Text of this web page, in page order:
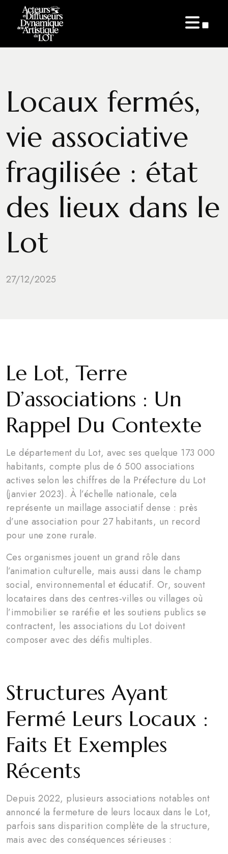
Locaux fermés,
vie associative
fragilisée : état
des lieux dans le
Lot
27/12/2025
Le Lot, Terre
D’associations : Un
Rappel Du Contexte
Le département du Lot, avec ses quelque 173 000
habitants, compte plus de 6 500 associations
actives selon les chiffres de la Préfecture du Lot
(janvier 2023). À l’échelle nationale, cela
représente un maillage associatif dense : près
d’une association pour 27 habitants, un record
pour une zone rurale.
Ces organismes jouent un grand rôle dans
l’animation culturelle, mais aussi dans le champ
social, environnemental et éducatif. Or, souvent
locataires dans des centres-villes ou villages où
l’immobilier se raréfie et les soutiens publics se
contractent, les associations du Lot doivent
composer avec des défis multiples.
Structures Ayant
Fermé Leurs Locaux :
Faits Et Exemples
Récents
Depuis 2022, plusieurs associations notables ont
annoncé la fermeture de leurs locaux dans le Lot,
parfois sans disparition complète de la structure,
mais avec des conséquences sérieuses :